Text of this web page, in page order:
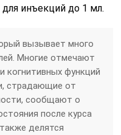
инъекций до 1 мл.
вызывает много
Многие отмечают
когнитивных функций
страдающие от
сообщают о
после курса
делятся